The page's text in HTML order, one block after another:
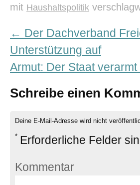
mit Haushaltspolitik
← Der Dachverband
Unterstützung auf
Armut: Der Staat
Schreibe einen
Deine E-Mail-Adresse wird nicht
Erforderliche Felder
*
Kommentar